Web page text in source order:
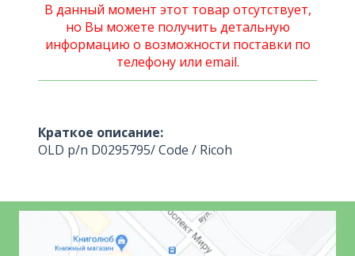
В данный момент этот товар отсутствует,
но Вы можете получить детальную
информацию о возможности поставки по
телефону или email.
Краткое описание:
OLD p/n D0295795/ Code / Ricoh